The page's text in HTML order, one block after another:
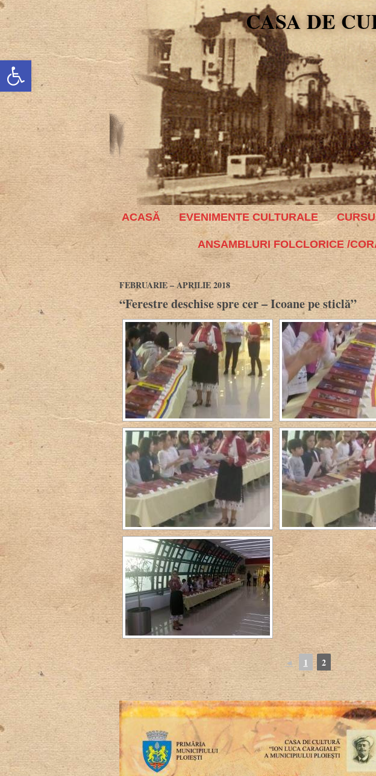
Deschide bara de unelte
CASA DE
ACASĂ EVENIMENTE CULTURALE
ANSAMBLURI FOLCLORICE /
FEBRUARIE – APRILIE 2018
“Ferestre deschise spre cer – Icoane pe sticlă”
◄ 1 2